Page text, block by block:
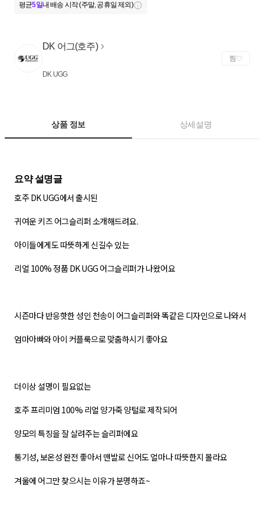
평균5일내 배송 시작 (주말, 공휴일 제외)
DK 어그(호주)
DK UGG
찜
상품 정보 상세설명
요약 설명글
호주 DK UGG에서 출시된
귀여운 키즈 어그슬리퍼 소개해드려요.
아이들에게도 따뜻하게 신길수 있는
리얼 100% 정품 DK UGG 어그슬리퍼가 나왔어요
시즌마다 반응핫한 성인 천송이 어그슬리퍼와 똑같은 디자인으로 나와서
엄마아빠와 아이 커플룩으로 맞춤하시기 좋아요
더이상 설명이 필요없는
호주 프리미엄 100% 리얼 양가죽 양털로 제작되어
양모의 특징을 잘 살려주는 슬리퍼에요
통기성, 보온성 완전 좋아서 맨발로 신어도 얼마나 따뜻한지 몰라요
겨울에 어그만 찾으시는 이유가 분명하죠~